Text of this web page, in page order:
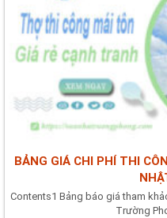
BẢNG GIÁ CHI PHÍ THI
Contents1 Bảng báo giá tham
Trường